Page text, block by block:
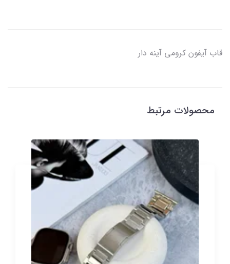
قاب آیفون کرومی آینه دار
محصولات مرتبط